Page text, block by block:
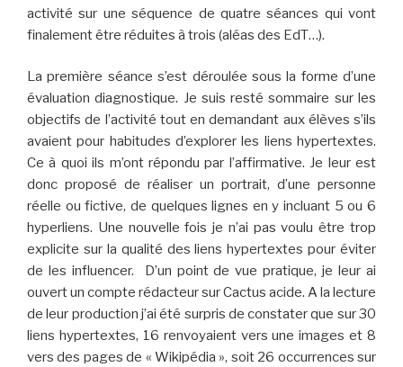
activité sur une séquence de quatre séances qui vont
finalement être réduites à trois (aléas des EdT…).
La première séance s’est déroulée sous la forme d’une
évaluation diagnostique. Je suis resté sommaire sur les
objectifs de l’activité tout en demandant aux élèves s’ils
avaient pour habitudes d’explorer les liens hypertextes.
Ce à quoi ils m’ont répondu par l’affirmative. Je leur est
donc proposé de réaliser un portrait, d’une personne
réelle ou fictive, de quelques lignes en y incluant 5 ou 6
hyperliens. Une nouvelle fois je n’ai pas voulu être trop
explicite sur la qualité des liens hypertextes pour éviter
de les influencer. D’un point de vue pratique, je leur ai
ouvert un compte rédacteur sur Cactus acide. A la lecture
de leur production j’ai été surpris de constater que sur 30
liens hypertextes, 16 renvoyaient vers une images et 8
vers des pages de « Wikipédia », soit 26 occurrences sur